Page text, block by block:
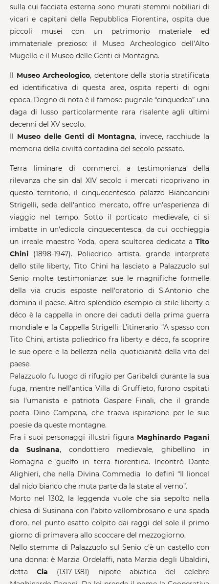
sulla cui facciata esterna sono murati stemmi nobiliari di
vicari e capitani della Repubblica Fiorentina, ospita due
piccoli musei con un patrimonio materiale ed
immateriale prezioso: il Museo Archeologico dell’Alto
Mugello e il Museo delle Genti di Montagna.
Museo Archeologico, detentore della storia stratificata
ed identificativa di questa area, ospita reperti di ogni
epoca. Degno di nota è il famoso pugnale “cinquedea” una
daga di lusso particolarmente rara risalente agli ultimi
decenni del XV secolo.
Museo delle Genti di Montagna, invece, racchiude la
memoria della civiltà contadina del secolo passato.
Terra liminare di commerci, a testimonianza della
rilevanza che sin dal XIV secolo i mercati ricoprivano in
questo territorio, il cinquecentesco palazzo Bianconcini
Strigelli, sede dell'antico mercato, offre un'esperienza di
viaggio nel tempo. Sotto il porticato medievale, ci si
imbatte in un'edicola cinquecentesca, da cui occhieggia
un irreale maestro Yoda, opera scultorea dedicata a Tito
Chini (1898-1947). Poliedrico artista, grande interprete
dello stile liberty, Tito Chini ha lasciato a Palazzuolo sul
Senio molte testimonianze: sue le magnifiche formelle
della via crucis esposte nell'oratorio di S.Antonio che
domina il paese. Altro splendido esempio di stile liberty e
déco è la cappella in onore dei caduti della prima guerra
mondiale e la Cappella Strigelli. L’itinerario “A spasso con
Tito Chini, artista poliedrico fra liberty e déco, fa scoprire
le sue opere e la bellezza nella quotidianità della vita del
paese.
Palazzuolo fu luogo di rifugio per Garibaldi durante la sua
fuga, mentre nell’antica Villa di Gruffieto, furono ospitati
sia l’umanista e patriota Gaspare Finali, che il grande
poeta Dino Campana, che traeva ispirazione per le sue
poesie da queste montagne.
Fra i suoi personaggi illustri figura Maghinardo Pagani
da Susinana, condottiero medievale, ghibellino in
Romagna e guelfo in terra fiorentina. Incontrò Dante
Alighieri, che nella Divina Commedia lo definì “Il lioncel
dal nido bianco che muta parte da la state al verno”.
Morto nel 1302, la leggenda vuole che sia sepolto nella
chiesa di Susinana con l’abito vallombrosano e una spada
d’oro, nel punto esatto colpito dai raggi del sole il primo
giorno di primavera allo scoccare del mezzogiorno.
Nello stemma di Palazzuolo sul Senio c’è un castello con
una donna: è Marzia Ordelaffi, nata Marzia degli Ubaldini,
dettaCia (1317-1381) nipote abiatica del celebre